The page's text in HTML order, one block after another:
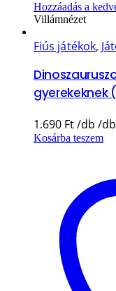
Hozzáadás a
Villámnézet
Fiús játékok,
gyerekeknek
1.690 Ft
Kosárba teszem